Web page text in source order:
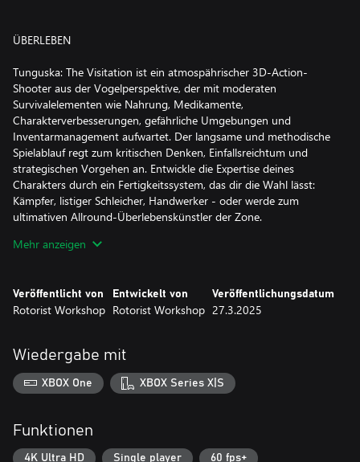
ÜBERLEBEN
Tunguska: The Visitation ist ein atmospährischer 3D-Action-
Shooter aus der Vogelperspektive, der mit moderaten
Survivalelementen wie Nahrung, Medikamente,
Charakterverbesserungen, gefährliche Umgebungen und
Inventarmanagement aufwartet. Der langsame und methodische
Spielablauf regt zum kritischen Denken, Einfallsreichtum und
strategischen Vorgehen an. Entwickle die Expertise deines
Charakters durch ein Fertigkeitssystem, das dir die Wahl lässt:
Kämpfer, listiger Schleicher, Handwerker - oder werde zum
ultimativen Allround-Überlebenskünstler der Zone.
Stelle deinen Mut in actiongeladenem Echtzeit-Nahkämpfen und
-Schießereien auf die Probe. Mit einem riesigen Waffenarsenal
Kampfszenario finden. Oder schleiche durch die Schatten und
nutze Ablenkungen, wenn du lieber heimlich vorgehen möchtest.
Pflanzen und jage nach Zutaten um nahrhafte Mahlzeiten und
Mehr anzeigen
Veröffentlicht von
Rotorist Workshop
Entwickelt von
Rotorist Workshop
Veröffentlichungsdatum
27.3.2025
Wiedergabe mit
XBOX One XBOX Series X|S
Funktionen
4K Ultra HD Single player 60 fps+